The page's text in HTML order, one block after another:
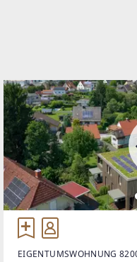
EIGENTUMSWOHNUNG